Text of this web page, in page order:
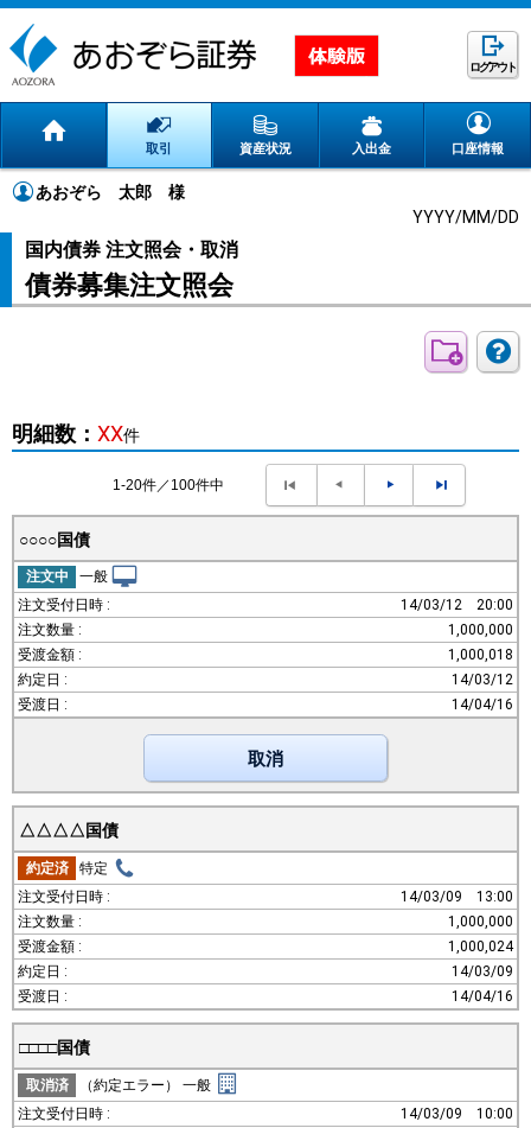
ログアウト
取引 資産状況 入出金 口座情報
あおぞら 太郎
様
YYYY/MM/DD
国内債券 注文照会・取消
債券募集注文照会
明細数： XX件
1-20件／100件中
○○○○国債
注文中
一般
14/03/12
20:00
1,000,000
1,000,018
14/03/12
14/04/16
取消
△△△△国債
約定済
特定
14/03/09
13:00
1,000,000
1,000,024
14/03/09
14/04/16
□□□□国債
取消済 （約定エラー）
一般
14/03/09
10:00